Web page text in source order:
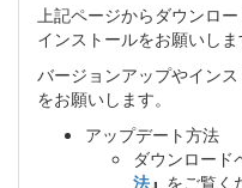
上記ページからダウンロ
インストールをお願いしま
バージョンアップやイン
をお願いします。
アップデート方法
ダウンロード
法』 をご覧く